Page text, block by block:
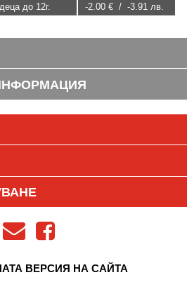
до 12г.
-2.00 € / -3.91 лв.
ВЕРСИЯ НА САЙТА